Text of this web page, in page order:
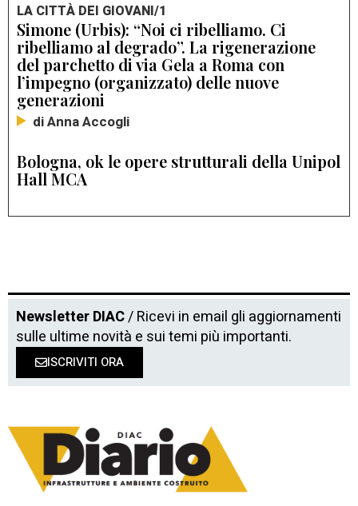
LA CITTÀ DEI GIOVANI/1
Simone (Urbis): “Noi ci ribelliamo. Ci
ribelliamo al degrado”. La rigenerazione
del parchetto di via Gela a Roma con
l’impegno (organizzato) delle nuove
generazioni
di Anna Accogli
Bologna, ok le opere strutturali della Unipol
Hall MCA
Newsletter DIAC/ Ricevi in email gli aggiornamenti
sulle ultime novità e sui temi più importanti.
ISCRIVITI ORA